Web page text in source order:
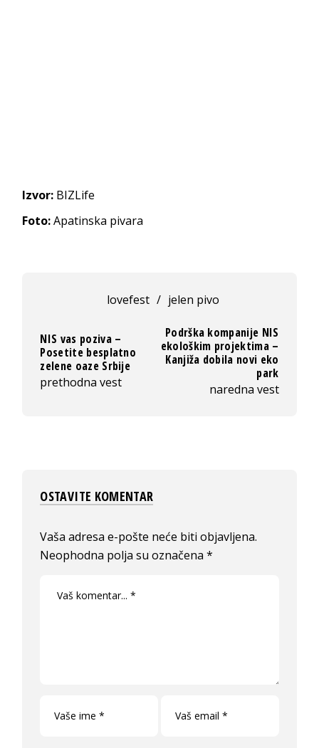
Izvor: BIZLife
Foto:Apatinska pivara
lovefest / jelen pivo
NIS vas poziva –
Posetite besplatno
zelene oaze Srbije
prethodna vest
Podrška kompanije NIS
ekološkim projektima –
Kanjiža dobila novi eko
park
naredna vest
OSTAVITE KOMENTAR
Vaša adresa e-pošte neće biti objavljena.
Neophodna polja su označena*